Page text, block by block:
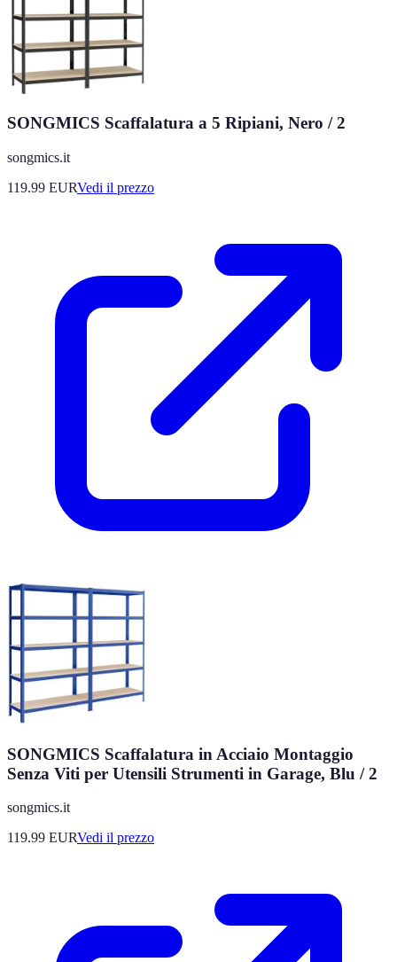
SONGMICS Scaffalatura a 5 Ripiani, Nero / 2
songmics.it
119.99 EURVedi il prezzo
SONGMICS Scaffalatura in Acciaio Montaggio
Senza Viti per Utensili Strumenti in Garage, Blu / 2
songmics.it
119.99 EURVedi il prezzo